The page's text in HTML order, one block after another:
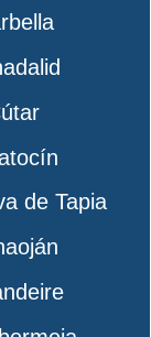
de Tapia